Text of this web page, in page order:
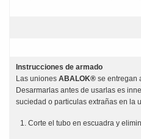
Instrucciones de armado
Las uniones ABALOK® se entregan
Desarmarlas antes de usarlas es
suciedad o particulas extrañas en la
Corte el tubo en escuadra y